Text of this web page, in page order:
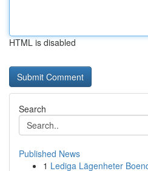
HTML is disabled
Search
Published News
1 Lediga Lägenheter